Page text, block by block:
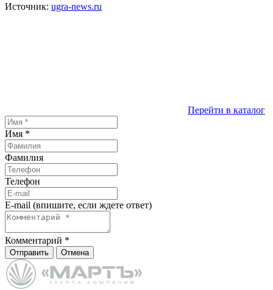
Источник: ugra-news.ru
Перейти в каталог
Имя *
Фамилия
Телефон
E-mail (впишите, если ждете ответ)
Комментарий *
Отправить Отмена